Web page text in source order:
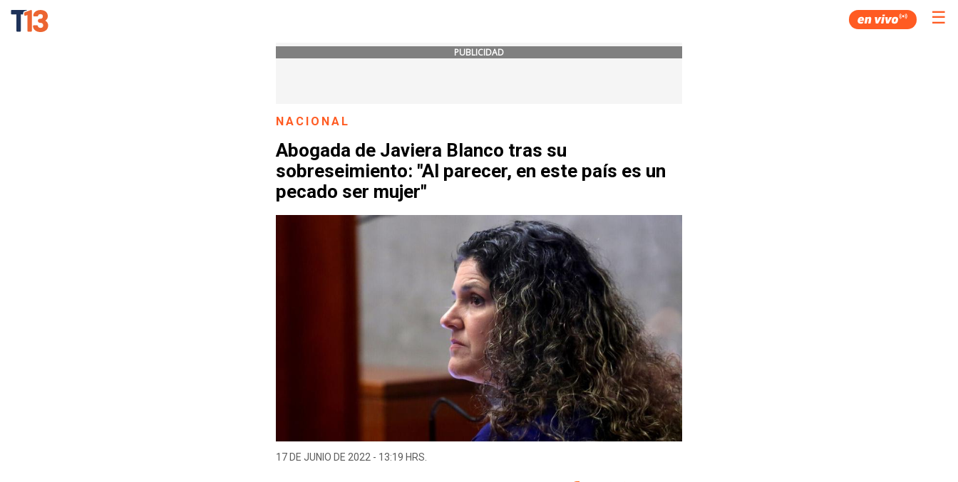
☰
PUBLICIDAD
NACIONAL
Abogada de Javiera Blanco tras su
sobreseimiento: "Al parecer, en este país es un
pecado ser mujer"
17 DE JUNIO DE 2022 - 13:19 HRS.